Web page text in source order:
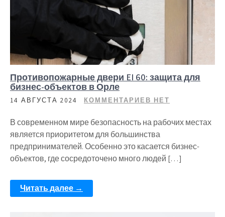
Противопожарные двери EI 60: защита для
бизнес-объектов в Орле
14 АВГУСТА 2024 КОММЕНТАРИЕВ НЕТ
В современном мире безопасность на рабочих местах
является приоритетом для большинства
предпринимателей. Особенно это касается бизнес-
объектов, где сосредоточено много людей […]
Читать далее →